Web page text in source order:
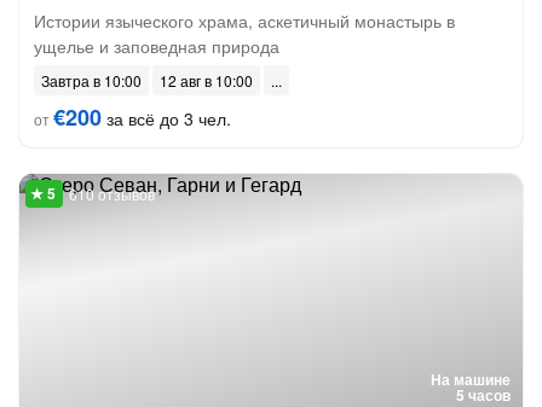
Истории языческого храма, аскетичный монастырь в
ущелье и заповедная природа
Завтра в 10:00
12 авг в 10:00
от€200 за всё до 3 чел.
На машине
5 часов
610 отзывов